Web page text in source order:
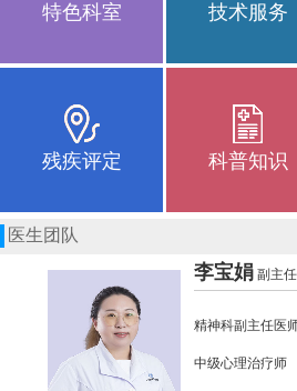
特色科室 技术服务
残疾评定 科普知识
医生团队